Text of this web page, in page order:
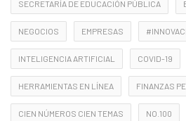
SECRETARÍA DE EDUCACIÓN PÚBLICA
NEGOCIOS EMPRESAS
INTELIGENCIA ARTIFICIAL COVID-19
HERRAMIENTAS EN LÍNEA FINANZAS
CIEN NÚMEROS CIEN TEMAS NO.100